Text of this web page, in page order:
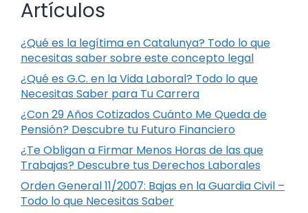
Artículos
¿Qué es la legítima en Catalunya? Todo lo que
necesitas saber sobre este concepto legal
¿Qué es G.C. en la Vida Laboral? Todo lo que
Necesitas Saber para Tu Carrera
¿Con 29 Años Cotizados Cuánto Me Queda de
Pensión? Descubre tu Futuro Financiero
¿Te Obligan a Firmar Menos Horas de las que
Trabajas? Descubre tus Derechos Laborales
Orden General 11/2007: Bajas en la Guardia Civil –
Todo lo que Necesitas Saber